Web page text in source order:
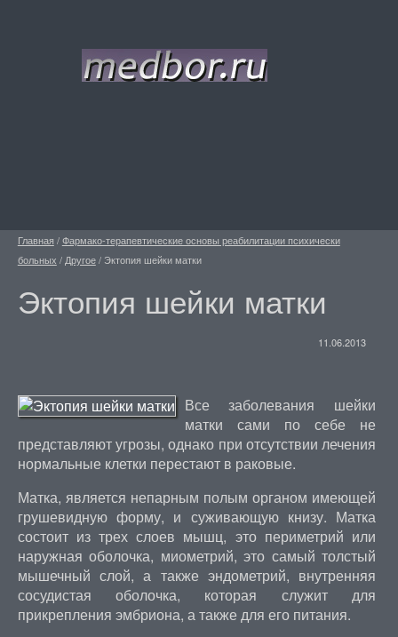
Главная /Фармако-терапевтические основы реабилитации психически
больных / Другое/ Эктопия шейки матки
Эктопия шейки матки
11.06.2013
Все заболевания шейки
матки сами по себе не
представляют угрозы, однако при отсутствии лечения
нормальные клетки перестают в раковые.
Матка, является непарным полым органом имеющей
грушевидную форму, и суживающую книзу. Матка
состоит из трех слоев мышц, это периметрий или
наружная оболочка, миометрий, это самый толстый
мышечный слой, а также эндометрий, внутренняя
сосудистая оболочка, которая служит для
прикрепления эмбриона, а также для его питания.